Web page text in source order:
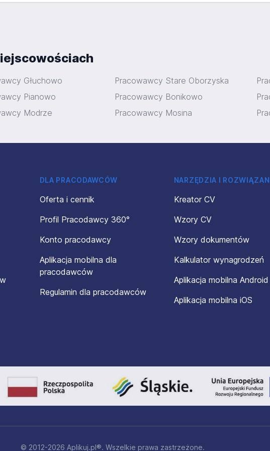
Głuchowo Pracowawcy Stare Oborzyska
Pianowo Pracowawcy Bonikowo
Modrze Pracowawcy Mosina
DLA PRACODAWCÓW
Oferta i cennik
Profil Pracodawcy 360°
Konto pracodawcy
Aplikacja mobilna dla
pracodawców
Regulamin dla pracodawców
NARZĘDZIA I
Kreator CV
Wzory CV
Wzory dokumentów
Kalkulator wynagrodzeń
Aplikacja mobilna Android
Aplikacja mobilna iOS
© 2012-2026 Aplikuj.pl®. Wszelkie prawa zastrzeżone.